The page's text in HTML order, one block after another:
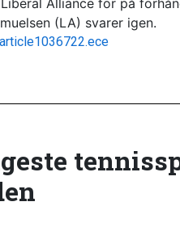
Alliance for på
(LA) svarer igen.